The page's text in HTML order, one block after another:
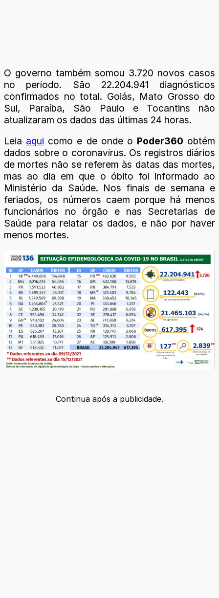
O governo também somou 3.720 novos casos
no período. São 22.204.941 diagnósticos
confirmados no total. Goiás, Mato Grosso do
Sul, Paraíba, São Paulo e Tocantins não
atualizaram os dados das últimas 24 horas.
Leia aqui como e de onde o Poder360 obtém
dados sobre o coronavírus. Os registros diários
de mortes não se referem às datas das mortes,
mas ao dia em que o óbito foi informado ao
Ministério da Saúde. Nos finais de semana e
feriados, os números caem porque há menos
funcionários no órgão e nas Secretarias de
Saúde para relatar os dados, e não por haver
menos mortes.
Continua após a publicidade.